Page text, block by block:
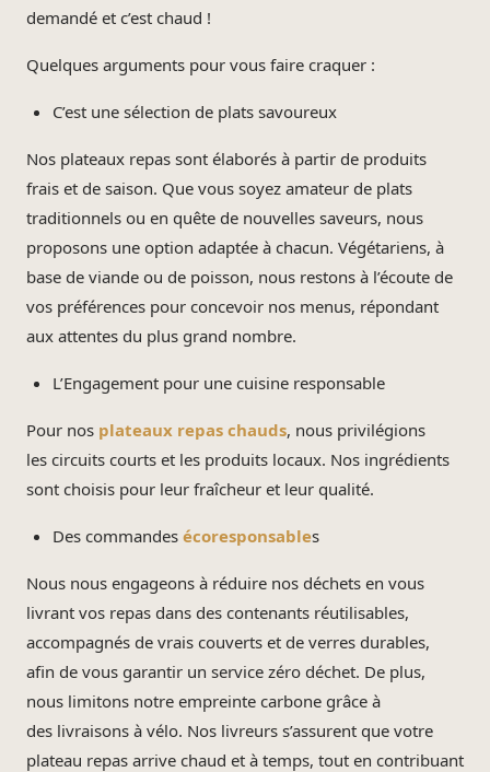
demandé et c’est chaud !
Quelques arguments pour vous faire craquer :
C’est une sélection de plats savoureux
Nos plateaux repas sont élaborés à partir de produits
frais et de saison. Que vous soyez amateur de plats
traditionnels ou en quête de nouvelles saveurs, nous
proposons une option adaptée à chacun. Végétariens, à
base de viande ou de poisson, nous restons à l’écoute de
vos préférences pour concevoir nos menus, répondant
aux attentes du plus grand nombre.
L’Engagement pour une cuisine responsable
Pour nos plateaux repas chauds, nous privilégions
les circuits courts et les produits locaux. Nos ingrédients
sont choisis pour leur fraîcheur et leur qualité.
Des commandes écoresponsables
Nous nous engageons à réduire nos déchets en vous
livrant vos repas dans des contenants réutilisables,
accompagnés de vrais couverts et de verres durables,
afin de vous garantir un service zéro déchet. De plus,
nous limitons notre empreinte carbone grâce à
des livraisons à vélo. Nos livreurs s’assurent que votre
plateau repas arrive chaud et à temps, tout en contribuant